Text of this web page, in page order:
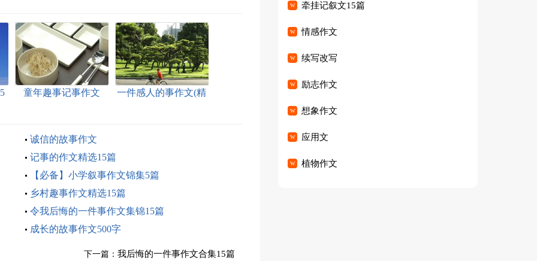
童年趣事记事作文
一件感人的事作文(精
诚信的故事作文
记事的作文精选15篇
【必备】小学叙事作文锦集5篇
乡村趣事作文精选15篇
令我后悔的一件事作文集锦15篇
成长的故事作文500字
下一篇：我后悔的一件事作文合集15篇
牵挂记叙文15篇
情感作文
续写改写
励志作文
想象作文
应用文
植物作文